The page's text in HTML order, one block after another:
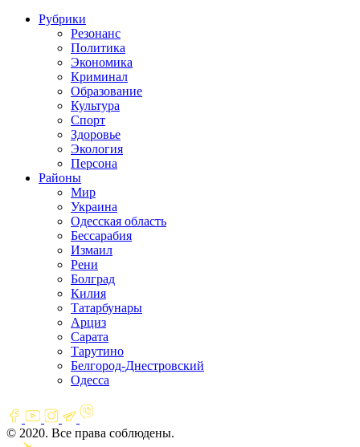
Рубрики
Резонанс
Политика
Экономика
Криминал
Образование
Культура
Спорт
Здоровье
Экология
Персона
Районы
Мир
Украина
Одесская область
Бессарабия
Измаил
Рени
Болград
Килия
Татарбунары
Арциз
Сарата
Тарутино
Белгород-Днестровский
Одесса
© 2020. Все права соблюдены.